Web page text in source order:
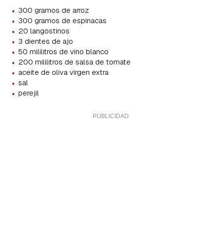
· 300 gramos de arroz
· 300 gramos de espinacas
· 20 langostinos
· 3 dientes de ajo
· 50 mililitros de vino blanco
· 200 mililitros de salsa de tomate
· aceite de oliva virgen extra
· sal
· perejil